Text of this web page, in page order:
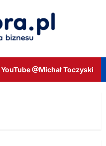
YouTube @Michał Toczyski